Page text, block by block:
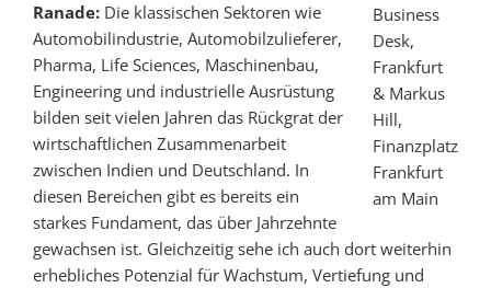
Business
Desk,
Frankfurt
& Markus
Hill,
Finanzplatz
Frankfurt
am Main
Ranade: Die klassischen Sektoren wie
Automobilindustrie, Automobilzulieferer,
Pharma, Life Sciences, Maschinenbau,
Engineering und industrielle Ausrüstung
bilden seit vielen Jahren das Rückgrat der
wirtschaftlichen Zusammenarbeit
zwischen Indien und Deutschland. In
diesen Bereichen gibt es bereits ein
starkes Fundament, das über Jahrzehnte
gewachsen ist. Gleichzeitig sehe ich auch dort weiterhin
erhebliches Potenzial für Wachstum, Vertiefung und